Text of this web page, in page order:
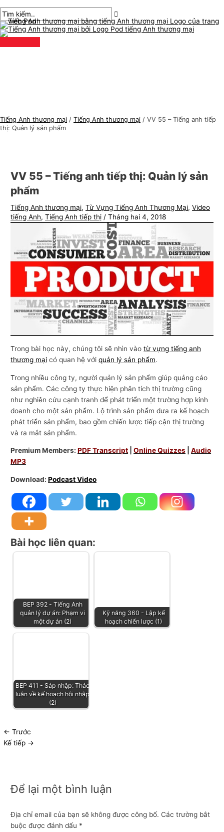
đến
nội
dung
đơn
chính
Tiếng Anh thương mại / Tiếng Anh thương mại / VV 55 – Tiếng anh tiếp
thị: Quản lý sản phẩm
VV 55 – Tiếng anh tiếp thị: Quản lý sản
phẩm
Tiếng Anh thương mại,Từ Vựng Tiếng Anh Thương Mại,Video
tiếng Anh,Tiếng Anh tiếp thị /Tháng hai 4, 2018
Trong bài học này, chúng tôi sẽ nhìn vàotừ vựng tiếng anh
thương mại có quan hệ vớiquản lý sản phẩm.
Trong nhiều công ty, người quản lý sản phẩm giúp quảng cáo
sản phẩm. Các công ty thực hiện phân tích thị trường cũng
như nghiên cứu cạnh tranh để phát triển một trường hợp kinh
doanh cho một sản phẩm. Lộ trình sản phẩm đưa ra kế hoạch
phát triển sản phẩm, bao gồm chiến lược tiếp cận thị trường
và ra mắt sản phẩm.
Premium Members:PDF Transcript |Online Quizzes |Audio
MP3
Download:Podcast Video
Bài học liên quan:
BEP 392 - Tiếng Anh
quản lý dự án: Phạm vi
một dự án (2)
Kỹ năng 360 - Lập kế
hoạch chiến lược (1)
BEP 411 - Sáp nhập: Thảo
luận về kế hoạch hội nhập
(2)
chuyển
hướng
← Trước
Kế tiếp →
Để lại một bình luận
Địa chỉ email của bạn sẽ không được công bố. Các trường bắt
buộc được đánh dấu *
ở
đây..
mail*
C
h
ủ
đ
g
h
ư
ơ
m
T
ì
m
k